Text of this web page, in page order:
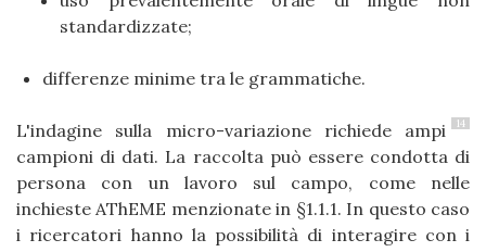
standardizzate;
differenze minime tra le grammatiche.
14
L'indagine sulla micro-variazione richiede ampi
campioni di dati. La raccolta può essere condotta di
persona con un lavoro sul campo, come nelle
inchieste AThEME menzionate in §1.1.1. In questo caso
i ricercatori hanno la possibilità di interagire con i